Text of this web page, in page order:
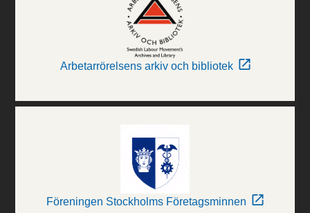
Arbetarrörelsens arkiv och bibliotek
Föreningen Stockholms Företagsminnen